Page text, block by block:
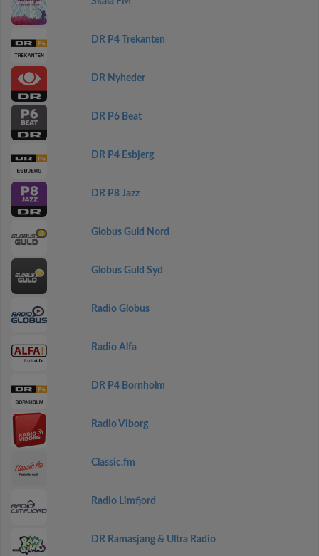
DR P4 Trekanten
DR Nyheder
DR P6 Beat
DR P4 Esbjerg
DR P8 Jazz
Globus Guld Nord
Globus Guld Syd
Radio Globus
Radio Alfa
DR P4 Bornholm
Radio Viborg
Classic.fm
Radio Limfjord
DR Ramasjang & Ultra Radio